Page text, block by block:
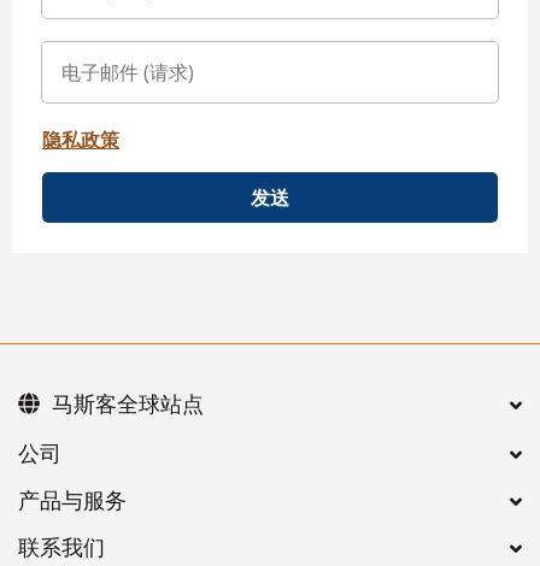
隐私政策
发送
公司
产品与服务
联系我们
马斯客全球站点